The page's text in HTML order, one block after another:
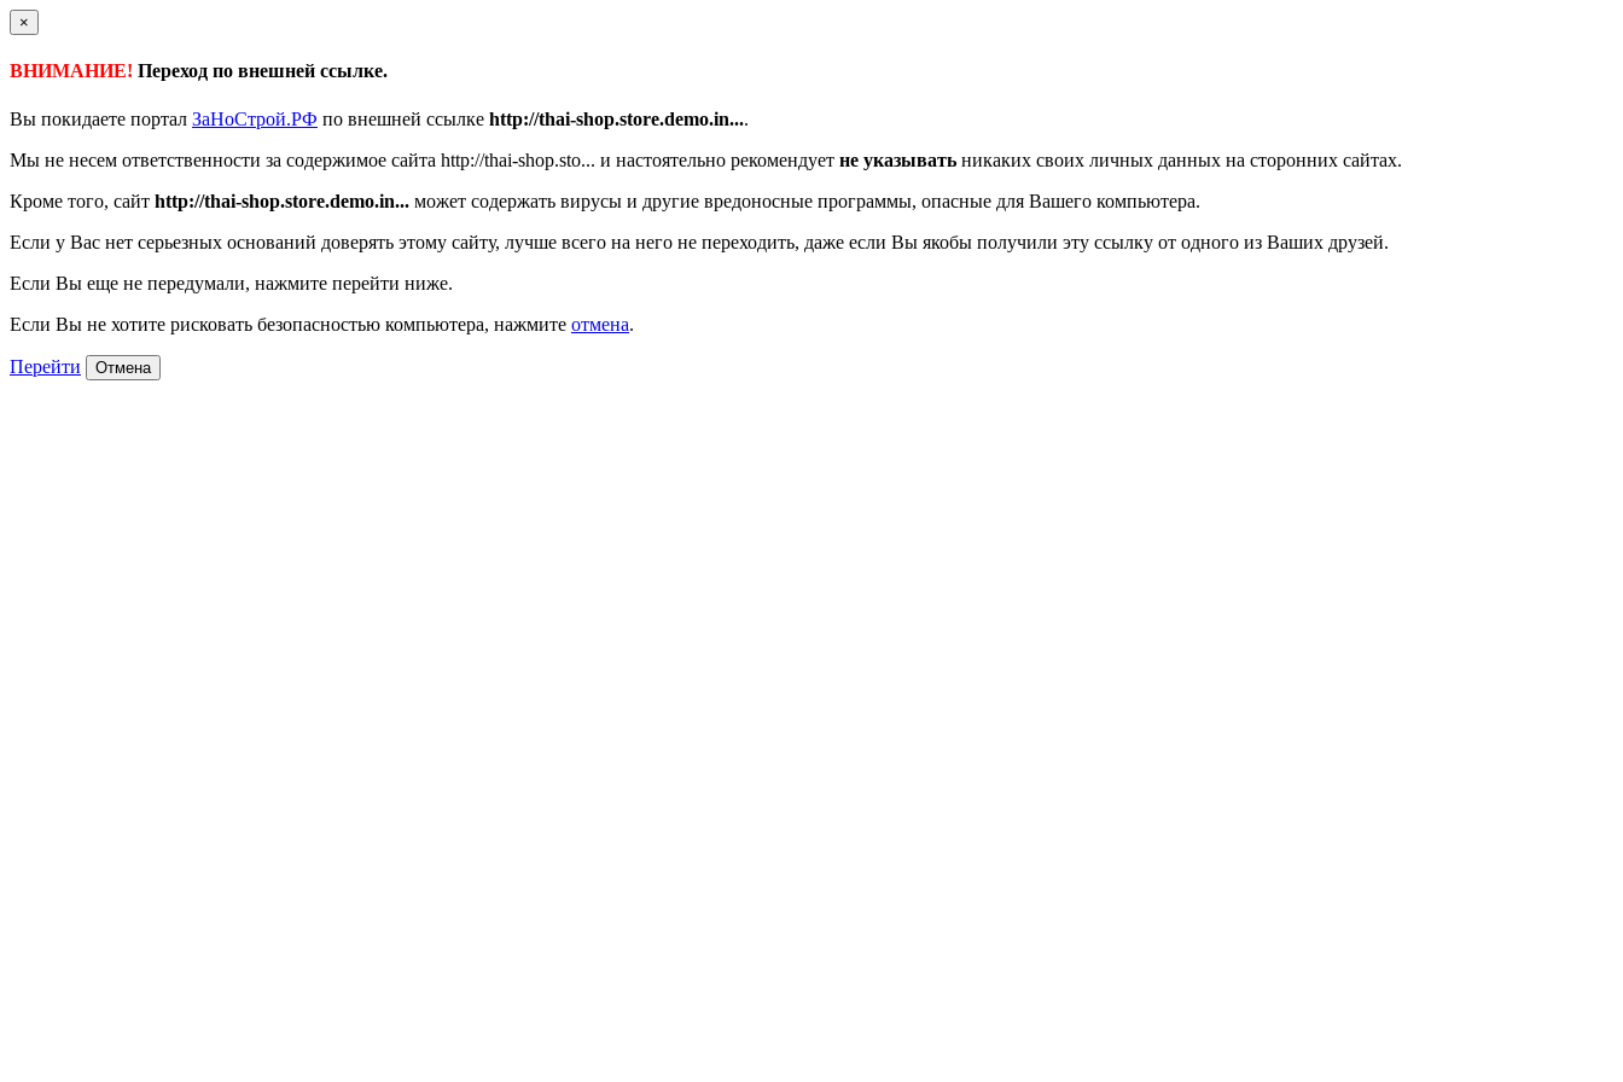
×
ВНИМАНИЕ! Переход по внешней ссылке.
Вы покидаете портал ЗаНоСтрой.РФ по внешней ссылке http://thai-shop.store.demo.in....
Мы не несем ответственности за содержимое сайта http://thai-shop.sto... и настоятельно рекомендует не указывать никаких своих личных данных на сторонних сайтах.
Кроме того, сайт http://thai-shop.store.demo.in... может содержать вирусы и другие вредоносные программы, опасные для Вашего компьютера.
Если у Вас нет серьезных оснований доверять этому сайту, лучше всего на него не переходить, даже если Вы якобы получили эту ссылку от одного из Ваших друзей.
Если Вы еще не передумали, нажмите перейти ниже.
Если Вы не хотите рисковать безопасностью компьютера, нажмите отмена.
Перейти Отмена